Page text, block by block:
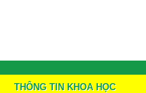
THÔNG TIN KHOA HỌC